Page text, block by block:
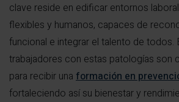
clave reside en edificar entornos
flexibles y humanos, capaces de
funcional e integrar el talento de todos.
trabajadores con estas patologías son
para recibir una formación en
fortaleciendo así su bienestar y